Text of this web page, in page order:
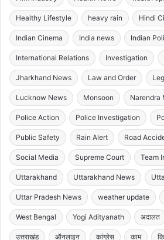
Healthy Lifestyle heavy rain Hindi
Indian Cinema India news Indian
International Relations Investigation
Jharkhand News Law and Order
Lucknow News Monsoon Narendra
Police Action Police Investigation
Public Safety Rain Alert Road
Social Media Supreme Court Team
Uttarakhand Uttarakhand News
Uttar Pradesh News weather update
West Bengal Yogi Adityanath अदालत
उत्तराखंड ऑनलाइन कांग्रेस काम